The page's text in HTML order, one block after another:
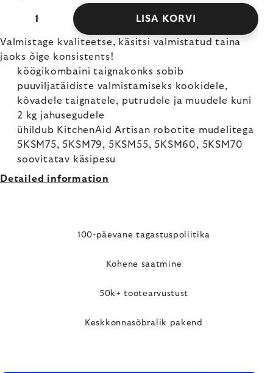
LISA KORVI
Valmistage kvaliteetse, käsitsi valmistatud taina
jaoks õige konsistents!
köögikombaini taignakonks sobib
puuviljatäidiste valmistamiseks kookidele,
kõvadele taignatele, putrudele ja muudele kuni
2 kg jahusegudele
ühildub KitchenAid Artisan robotite mudelitega
5KSM75, 5KSM79, 5KSM55, 5KSM60, 5KSM70
soovitatav käsipesu
Detailed information
100-päevane tagastuspoliitika
Kohene saatmine
50k+ tootearvustust
Keskkonnasõbralik pakend